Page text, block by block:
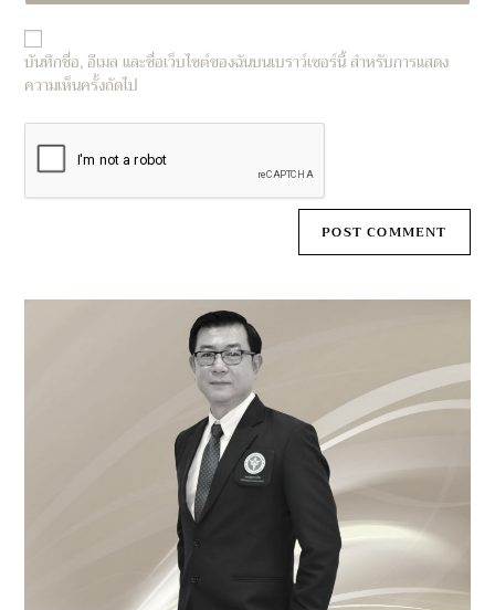
URL
(optional)
บันทึกชื่อ, อีเมล และชื่อเว็บไซต์ของฉันบนเบราว์เซอร์นี้ สำหรับการแสดง
ความเห็นครั้งถัดไป